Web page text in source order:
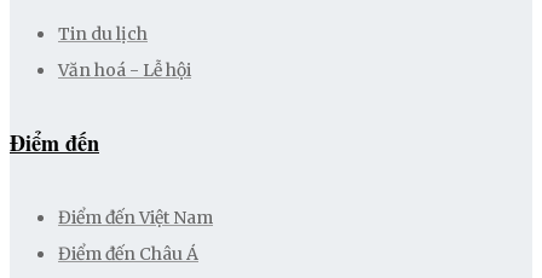
Tin du lịch
Văn hoá - Lễ hội
Điểm đến
Điểm đến Việt Nam
Điểm đến Châu Á